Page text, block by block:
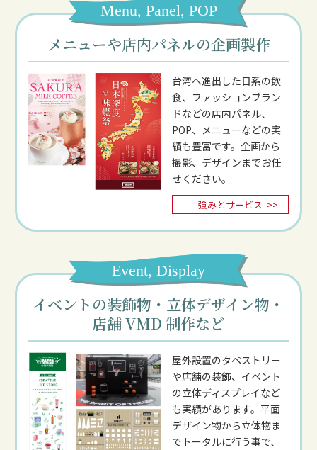
Menu, Panel, POP
メニューや店内パネルの企画製作
台湾へ進出した日系の飲
食、ファッションブラン
ドなどの店内パネル、
POP、メニューなどの実
績も豊富です。企画から
撮影、デザインまでお任
せください。
強みとサービス >>
Event, Display
イベントの装飾物・立体デザイン物・
店舗 VMD 制作など
屋外設置のタペストリー
や店舗の装飾、イベント
の立体ディスプレイなど
も実績があります。平面
デザイン物から立体物ま
でトータルに行う事で、